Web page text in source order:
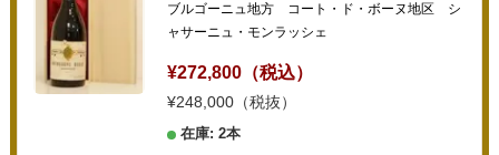
ブルゴーニュ地方 コート・ド・ボーヌ地区 シ
ャサーニュ・モンラッシェ
¥272,800（税込）
¥248,000（税抜）
在庫: 2本